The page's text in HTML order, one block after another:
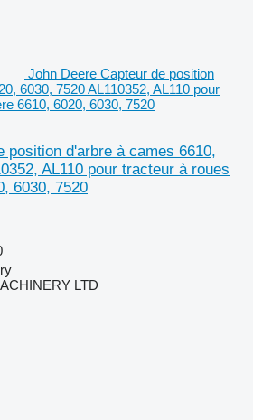
John Deere Capteur de position
6030, 7520 AL110352, AL110 pour
6610, 6020, 6030, 7520
position d'arbre à cames 6610,
AL110 pour tracteur à roues
6030, 7520
LTD